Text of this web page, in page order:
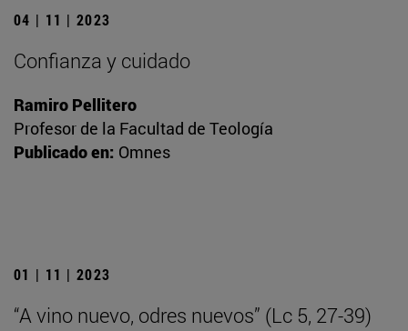
04 | 11 | 2023
Confianza y cuidado
Ramiro Pellitero
Profesor de la Facultad de Teología
Publicado en: Omnes
01 | 11 | 2023
“A vino nuevo, odres nuevos” (Lc 5, 27-39)